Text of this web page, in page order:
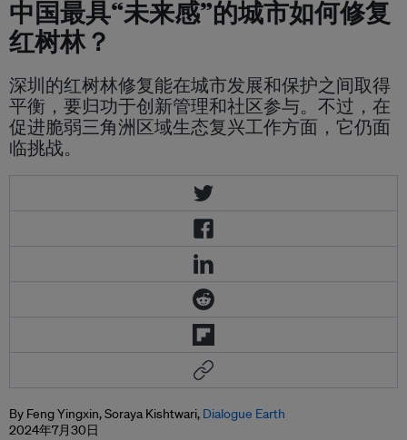
中国最具“未来感”的城市如何修复
红树林？
深圳的红树林修复能在城市发展和保护之间取得
平衡，要归功于创新管理和社区参与。不过，在
促进脆弱三角洲区域生态复兴工作方面，它仍面
临挑战。
By Feng Yingxin, Soraya Kishtwari, Dialogue Earth
2024年7月30日